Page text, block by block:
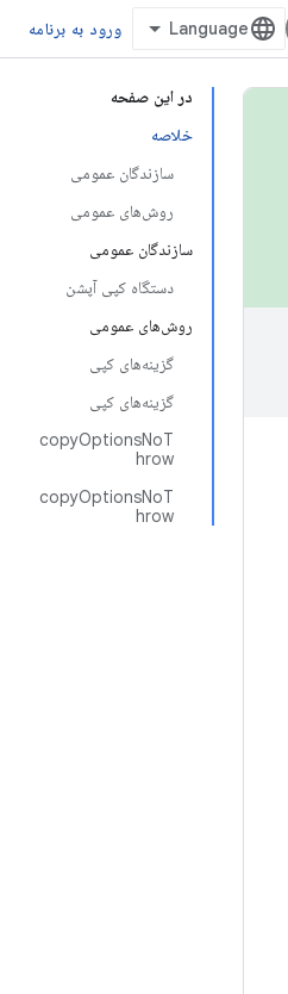
ورود به برنامه
در این صفحه
خلاصه
سازندگان عمومی
روش‌های عمومی
سازندگان عمومی
دستگاه کپی آپشن
روش‌های عمومی
گزینه‌های کپی
گزینه‌های کپی
copyOptionsNoT
hrow
copyOptionsNoT
hrow